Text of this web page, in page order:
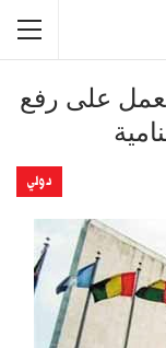
على رفع
دولي